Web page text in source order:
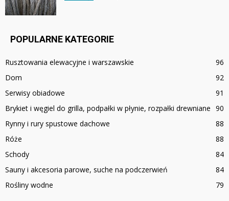
POPULARNE KATEGORIE
Rusztowania elewacyjne i warszawskie
96
Dom
92
Serwisy obiadowe
91
Brykiet i węgiel do grilla, podpałki w płynie, rozpałki drewniane 90
Rynny i rury spustowe dachowe
88
Róże
88
Schody
84
Sauny i akcesoria parowe, suche na podczerwień
84
Rośliny wodne
79